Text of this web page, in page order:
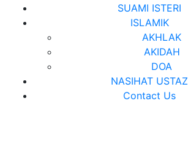
SUAMI ISTERI
ISLAMIK
AKHLAK
AKIDAH
DOA
NASIHAT USTAZ
Contact Us